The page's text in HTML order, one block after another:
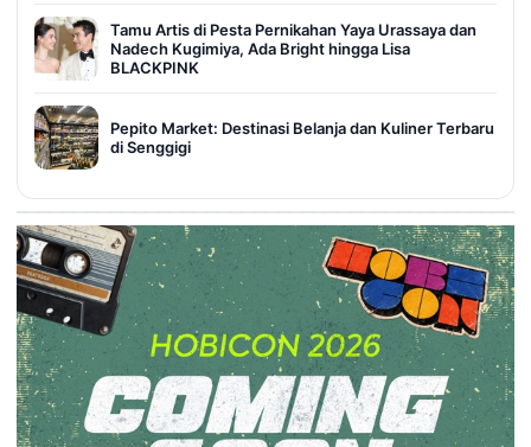
Tamu Artis di Pesta Pernikahan Yaya Urassaya dan
Nadech Kugimiya, Ada Bright hingga Lisa
BLACKPINK
Pepito Market: Destinasi Belanja dan Kuliner Terbaru
di Senggigi